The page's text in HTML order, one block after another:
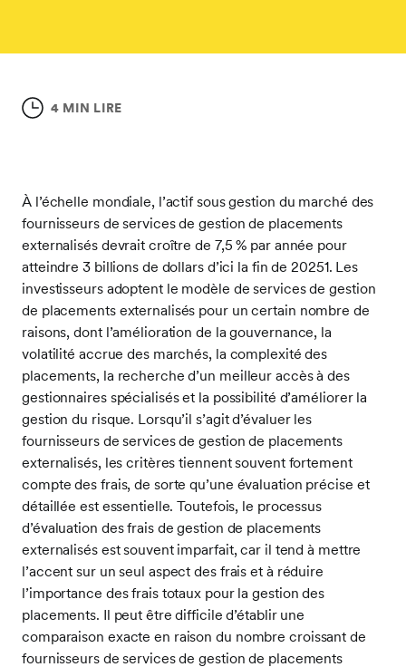
4 MIN LIRE
À l’échelle mondiale, l’actif sous gestion du marché des
fournisseurs de services de gestion de placements
externalisés devrait croître de 7,5 % par année pour
atteindre 3 billions de dollars d’ici la fin de 20251. Les
investisseurs adoptent le modèle de services de gestion
de placements externalisés pour un certain nombre de
raisons, dont l’amélioration de la gouvernance, la
volatilité accrue des marchés, la complexité des
placements, la recherche d’un meilleur accès à des
gestionnaires spécialisés et la possibilité d’améliorer la
gestion du risque. Lorsqu’il s’agit d’évaluer les
fournisseurs de services de gestion de placements
externalisés, les critères tiennent souvent fortement
compte des frais, de sorte qu’une évaluation précise et
détaillée est essentielle. Toutefois, le processus
d’évaluation des frais de gestion de placements
externalisés est souvent imparfait, car il tend à mettre
l’accent sur un seul aspect des frais et à réduire
l’importance des frais totaux pour la gestion des
placements. Il peut être difficile d’établir une
comparaison exacte en raison du nombre croissant de
fournisseurs de services de gestion de placements